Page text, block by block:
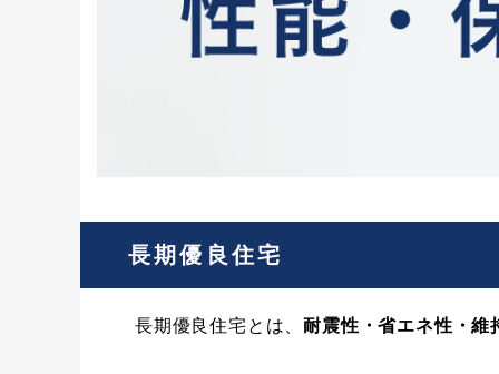
長期優良住宅
長期優良住宅とは、耐震性・省エネ性・維